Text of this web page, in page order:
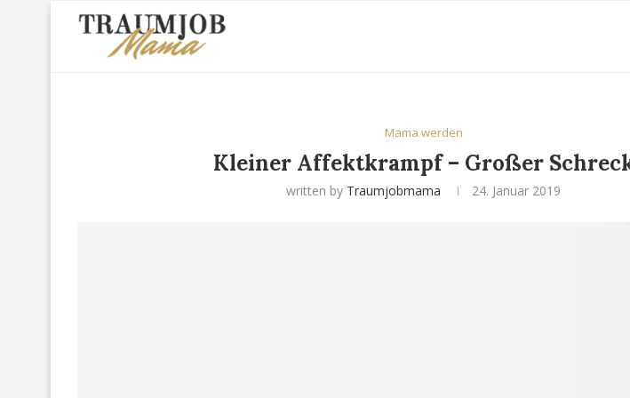
Mama werden
Kleiner Affektkrampf – Großer
written by Traumjobmama 24. Januar 2019